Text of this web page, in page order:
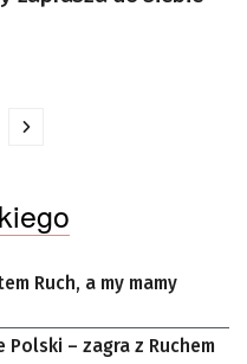
Ruch, a my mamy
Polski – zagra z Ruchem